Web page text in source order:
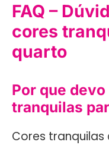
FAQ –
cores
quarto
Por que
tranquilas
Cores